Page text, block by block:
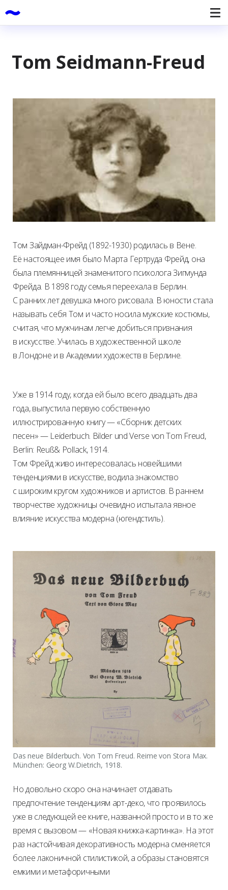
Tom Seidmann-Freud
Том Зайдман-Фрейд (1892-1930) родилась в Вене.
Её настоящее имя было Марта Гертруда Фрейд, она
была племянницей знаменитого психолога Зигмунда
Фрейда. В 1898 году семья переехала в Берлин.
С ранних лет девушка много рисовала. В юности стала
называть себя Том и часто носила мужские костюмы,
считая, что мужчинам легче добиться признания
в искусстве. Училась в художественной школе
в Лондоне и в Академии художеств в Берлине.
Уже в 1914 году, когда ей было всего двадцать два
года, выпустила первую собственную
иллюстрированную книгу — «Сборник детских
песен» — Leiderbuch. Bilder und Verse von Tom Freud,
Berlin: Reuß& Pollack, 1914.
Том Фрейд живо интересовалась новейшими
тенденциями в искусстве, водила знакомство
с широким кругом художников и артистов. В раннем
творчестве художницы очевидно испытала явное
влияние искусства модерна (югендстиль).
Das neue Bilderbuch. Von Tom Freud. Reime von Stora Max.
München: Georg W.Dietrich, 1918.
Но довольно скоро она начинает отдавать
предпочтение тенденциям арт-деко, что проявилось
уже в следующей ее книге, названной просто и в то же
время с вызовом — «Новая книжка-картинка». На этот
раз настойчивая декоративность модерна сменяется
более лаконичной стилистикой, а образы становятся
емкими и метафоричными